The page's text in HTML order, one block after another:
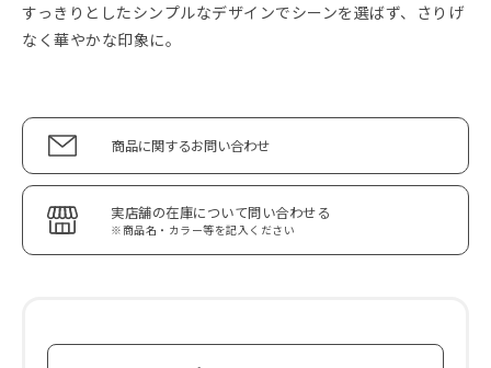
すっきりとしたシンプルなデザインでシーンを選ばず、さりげ
なく華やかな印象に。
商品に関するお問い合わせ
実店舗の在庫について問い合わせる
※商品名・カラー等を記入ください